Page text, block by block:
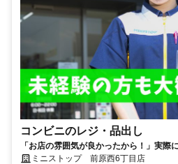
コンビニのレジ・品出し
「お店の雰囲気が良かったから！」実際
からもご応募頂いています♪募集シフトの
ミニストップ 前原西6丁目店